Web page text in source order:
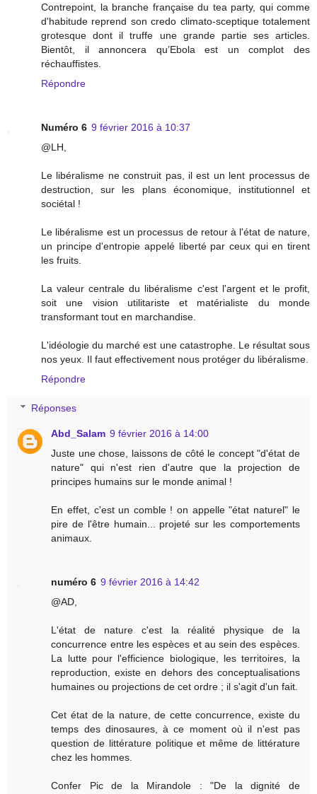
Contrepoint, la branche française du tea party, qui comme
d'habitude reprend son credo climato-sceptique totalement
grotesque dont il truffe une grande partie ses articles.
Bientôt, il annoncera qu’Ebola est un complot des
réchauffistes.
Répondre
Numéro 6 9 février 2016 à 10:37
@LH,
Le libéralisme ne construit pas, il est un lent processus de
destruction, sur les plans économique, institutionnel et
sociétal !
Le libéralisme est un processus de retour à l'état de nature,
un principe d'entropie appelé liberté par ceux qui en tirent
les fruits.
La valeur centrale du libéralisme c'est l'argent et le profit,
soit une vision utilitariste et matérialiste du monde
transformant tout en marchandise.
L'idéologie du marché est une catastrophe. Le résultat sous
nos yeux. Il faut effectivement nous protéger du libéralisme.
Répondre
Réponses
Abd_Salam 9 février 2016 à 14:00
Juste une chose, laissons de côté le concept "d'état de
nature" qui n'est rien d'autre que la projection de
principes humains sur le monde animal !
En effet, c'est un comble ! on appelle "état naturel" le
pire de l'être humain... projeté sur les comportements
animaux.
numéro 6 9 février 2016 à 14:42
@AD,
L'état de nature c'est la réalité physique de la
concurrence entre les espèces et au sein des espèces.
La lutte pour l'efficience biologique, les territoires, la
reproduction, existe en dehors des conceptualisations
humaines ou projections de cet ordre ; il s'agit d'un fait.
Cet état de la nature, de cette concurrence, existe du
temps des dinosaures, à ce moment où il n'est pas
question de littérature politique et même de littérature
chez les hommes.
Confer Pic de la Mirandole : "De la dignité de